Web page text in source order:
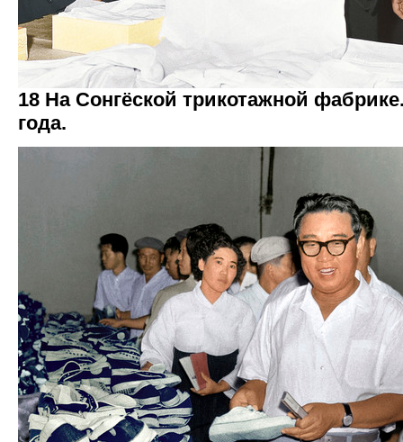
18 На Сонгёской трикотажной
года.